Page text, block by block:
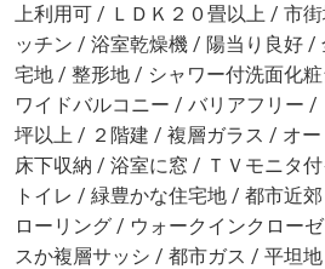
上利用可 / ＬＤＫ２０畳以上 / 市
ッチン / 浴室乾燥機 / 陽当り良好 /
宅地 / 整形地 / シャワー付洗面化
ワイドバルコニー / バリアフリー /
坪以上 / ２階建 / 複層ガラス / オ
床下収納 / 浴室に窓 / ＴＶモニタ
トイレ / 緑豊かな住宅地 / 都市近
ローリング / ウォークインクロー
スか複層サッシ / 都市ガス / 平坦